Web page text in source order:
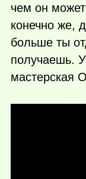
чем он
конечно же,
больше ты
получаешь.
мастерская